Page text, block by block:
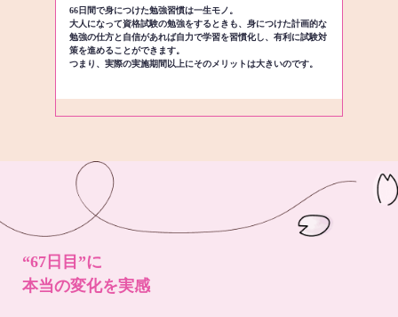
66日間で身につけた勉強習慣は一生モノ。
大人になって資格試験の勉強をするときも、身につけた計画的な
勉強の仕方と自信があれば自力で学習を習慣化し、有利に試験対
策を進めることができます。
つまり、実際の実施期間以上にそのメリットは大きいのです。
“67日目”に
本当の変化を実感